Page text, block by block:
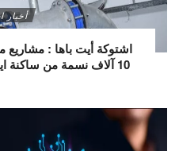
أخبار
اشتوكة أيت باها : مشاريع
10 آلاف نسمة من ساكنة ايت اعميرة بالماء الشروب.